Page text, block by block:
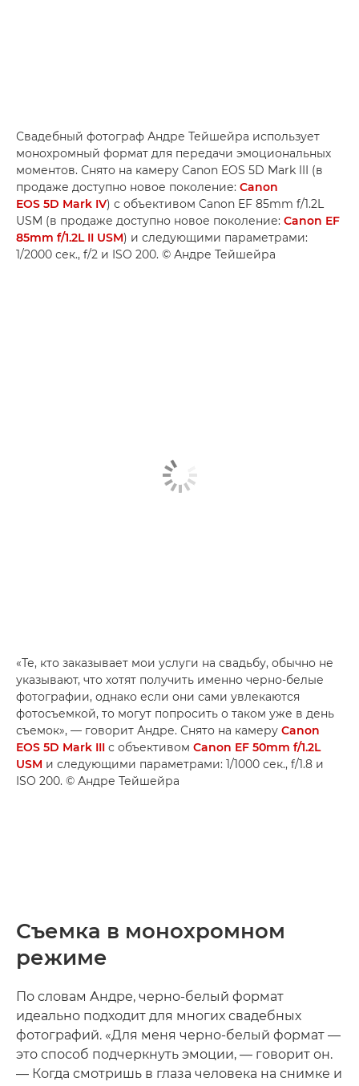
Свадебный фотограф Андре Тейшейра использует
монохромный формат для передачи эмоциональных
моментов. Снято на камеру Canon EOS 5D Mark III (в
продаже доступно новое поколение: Canon
EOS 5D Mark IV) с объективом Canon EF 85mm f/1.2L
USM (в продаже доступно новое поколение: Canon EF
85mm f/1.2L II USM) и следующими параметрами:
1/2000 сек., f/2 и ISO 200. © Андре Тейшейра
«Те, кто заказывает мои услуги на свадьбу, обычно не
указывают, что хотят получить именно черно-белые
фотографии, однако если они сами увлекаются
фотосъемкой, то могут попросить о таком уже в день
съемок», — говорит Андре. Снято на камеру Canon
EOS 5D Mark III с объективом Canon EF 50mm f/1.2L
USM и следующими параметрами: 1/1000 сек., f/1.8 и
ISO 200. © Андре Тейшейра
Съемка в монохромном
режиме
По словам Андре, черно-белый формат
идеально подходит для многих свадебных
фотографий. «Для меня черно-белый формат —
это способ подчеркнуть эмоции, — говорит он.
— Когда смотришь в глаза человека на снимке и